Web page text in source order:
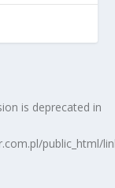
is deprecated in
public_html/